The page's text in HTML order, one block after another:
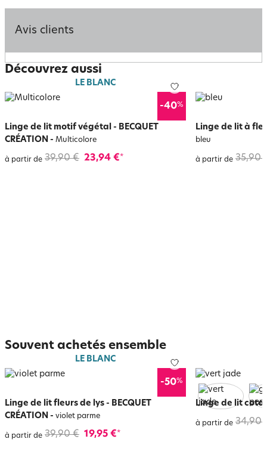
Avis clients
Découvrez aussi
LE BLANC
-40%
Linge de lit motif végétal - BECQUET
CRÉATION - Multicolore
à partir de 39,90 € 23,94 €*
Linge de lit à
bleu
à partir de 35,90
Souvent achetés ensemble
LE BLANC
-50%
Linge de lit fleurs de lys - BECQUET
CRÉATION - violet parme
à partir de 39,90 € 19,95 €*
Linge de lit
à partir de 34,90